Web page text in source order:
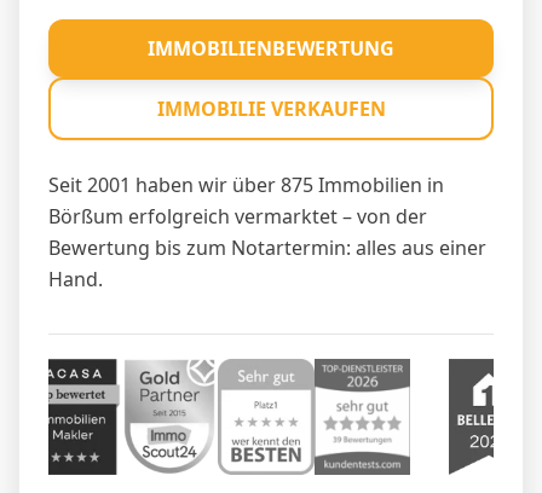
Seit 2001 haben wir über 875 Immobilien in
Börßum erfolgreich vermarktet – von der
Bewertung bis zum Notartermin: alles aus einer
Hand.
IMMOBILIENBEWERTUNG
IMMOBILIE VERKAUFEN